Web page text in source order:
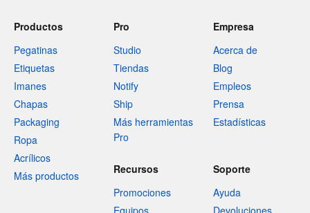
Productos
Pegatinas
Etiquetas
Imanes
Chapas
Packaging
Ropa
Acrílicos
Más productos
Pro
Studio
Tiendas
Notify
Ship
Más herramientas
Pro
Empresa
Acerca de
Blog
Empleos
Prensa
Estadísticas
Recursos
Promociones
Equipos
Soporte
Ayuda
Devoluciones